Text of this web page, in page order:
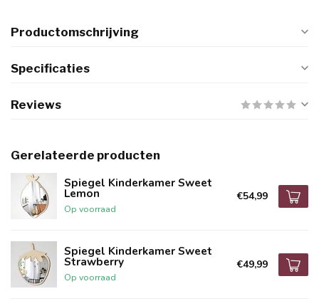
Productomschrijving
Specificaties
Reviews
Gerelateerde producten
Spiegel Kinderkamer Sweet
Lemon
Op voorraad
€54,99
Spiegel Kinderkamer Sweet
Strawberry
Op voorraad
€49,99